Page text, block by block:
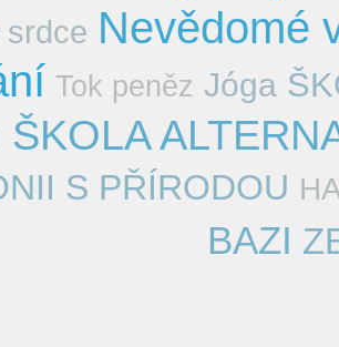
srdce Nevědomé
Tok peněz Jóga
ŠKOLA
S PŘÍRODOU
BAZI